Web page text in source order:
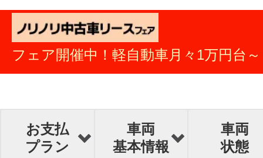
フェア開催中！軽自動車月々1万円台～
お支払
プラン
車両
基本情報
車両
状態